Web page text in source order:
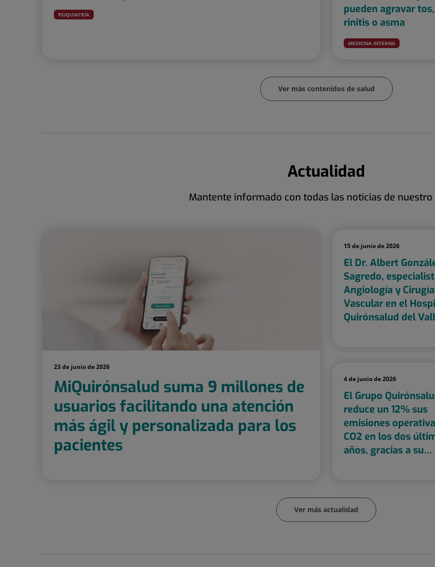
PSIQUIATRÍA
pueden agravar tos,
rinitis o asma
MEDICINA INTERNA
Ver más contenidos de salud
Actualidad
Mantente informado con todas las noticias de
23 de junio de 2026
MiQuirónsalud suma 9 millones de
usuarios facilitando una atención
más ágil y personalizada para los
pacientes
15 de junio de 2026
El Dr. Albert
Sagredo,
Angiología y Cirugía
Vascular en el
Quirónsalud del
4 de junio de 2026
El Grupo
reduce un 12% sus
emisiones
CO2 en los dos
años, gracias a su
Ver más actualidad